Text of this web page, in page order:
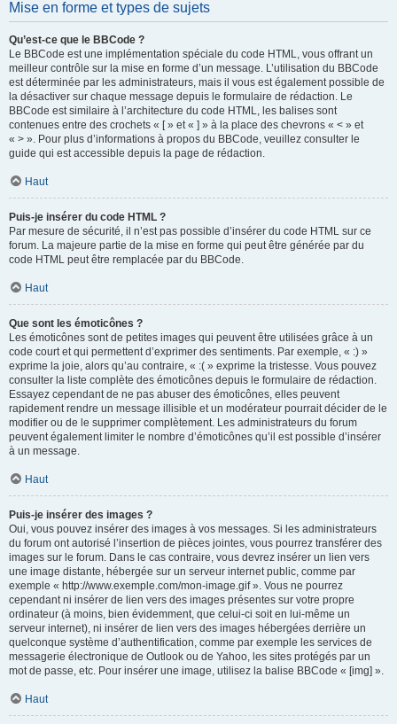
Mise en forme et types de sujets
Qu’est-ce que le BBCode ?
Le BBCode est une implémentation spéciale du code HTML, vous offrant un
meilleur contrôle sur la mise en forme d’un message. L’utilisation du BBCode
est déterminée par les administrateurs, mais il vous est également possible de
la désactiver sur chaque message depuis le formulaire de rédaction. Le
BBCode est similaire à l’architecture du code HTML, les balises sont
contenues entre des crochets « [ » et « ] » à la place des chevrons « < » et
« > ». Pour plus d’informations à propos du BBCode, veuillez consulter le
guide qui est accessible depuis la page de rédaction.
Haut
Puis-je insérer du code HTML ?
Par mesure de sécurité, il n’est pas possible d’insérer du code HTML sur ce
forum. La majeure partie de la mise en forme qui peut être générée par du
code HTML peut être remplacée par du BBCode.
Haut
Que sont les émoticônes ?
Les émoticônes sont de petites images qui peuvent être utilisées grâce à un
code court et qui permettent d’exprimer des sentiments. Par exemple, « :) »
exprime la joie, alors qu’au contraire, « :( » exprime la tristesse. Vous pouvez
consulter la liste complète des émoticônes depuis le formulaire de rédaction.
Essayez cependant de ne pas abuser des émoticônes, elles peuvent
rapidement rendre un message illisible et un modérateur pourrait décider de le
modifier ou de le supprimer complètement. Les administrateurs du forum
peuvent également limiter le nombre d’émoticônes qu’il est possible d’insérer
à un message.
Haut
Puis-je insérer des images ?
Oui, vous pouvez insérer des images à vos messages. Si les administrateurs
du forum ont autorisé l’insertion de pièces jointes, vous pourrez transférer des
images sur le forum. Dans le cas contraire, vous devrez insérer un lien vers
une image distante, hébergée sur un serveur internet public, comme par
exemple « http://www.exemple.com/mon-image.gif ». Vous ne pourrez
cependant ni insérer de lien vers des images présentes sur votre propre
ordinateur (à moins, bien évidemment, que celui-ci soit en lui-même un
serveur internet), ni insérer de lien vers des images hébergées derrière un
quelconque système d’authentification, comme par exemple les services de
messagerie électronique de Outlook ou de Yahoo, les sites protégés par un
mot de passe, etc. Pour insérer une image, utilisez la balise BBCode « [img] ».
Haut